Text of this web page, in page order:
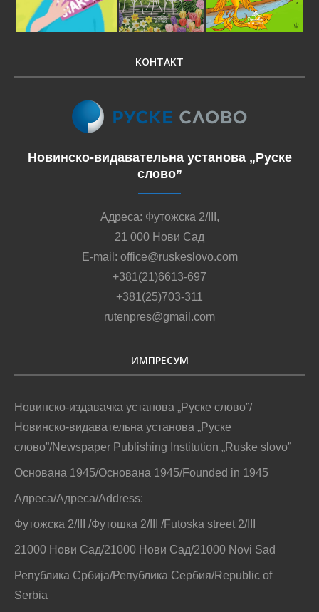
КОНТАКТ
Новинско-видавательна установа „Руске
слово”
Адреса: Футожска 2/III,
21 000 Нови Сад
E-mail: office@ruskeslovo.com
+381(21)6613-697
+381(25)703-311
rutenpres@gmail.com
ИМПРЕСУМ
Новинско-издавачка установа „Руске слово”/
Новинско-видавательна установа „Руске
слово”/Newspaper Publishing Institution „Ruske slovo”
Основана 1945/Основана 1945/Founded in 1945
Адреса/Адреса/Address:
Футожска 2/III /Футошка 2/III /Futoska street 2/III
21000 Нови Сад/21000 Нови Сад/21000 Novi Sad
Република Србија/Република Сербия/Republic of
Serbia